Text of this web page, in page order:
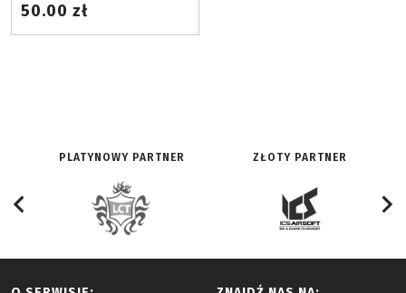
50.00 zł
PLATYNOWY PARTNER ZŁOTY PARTNER